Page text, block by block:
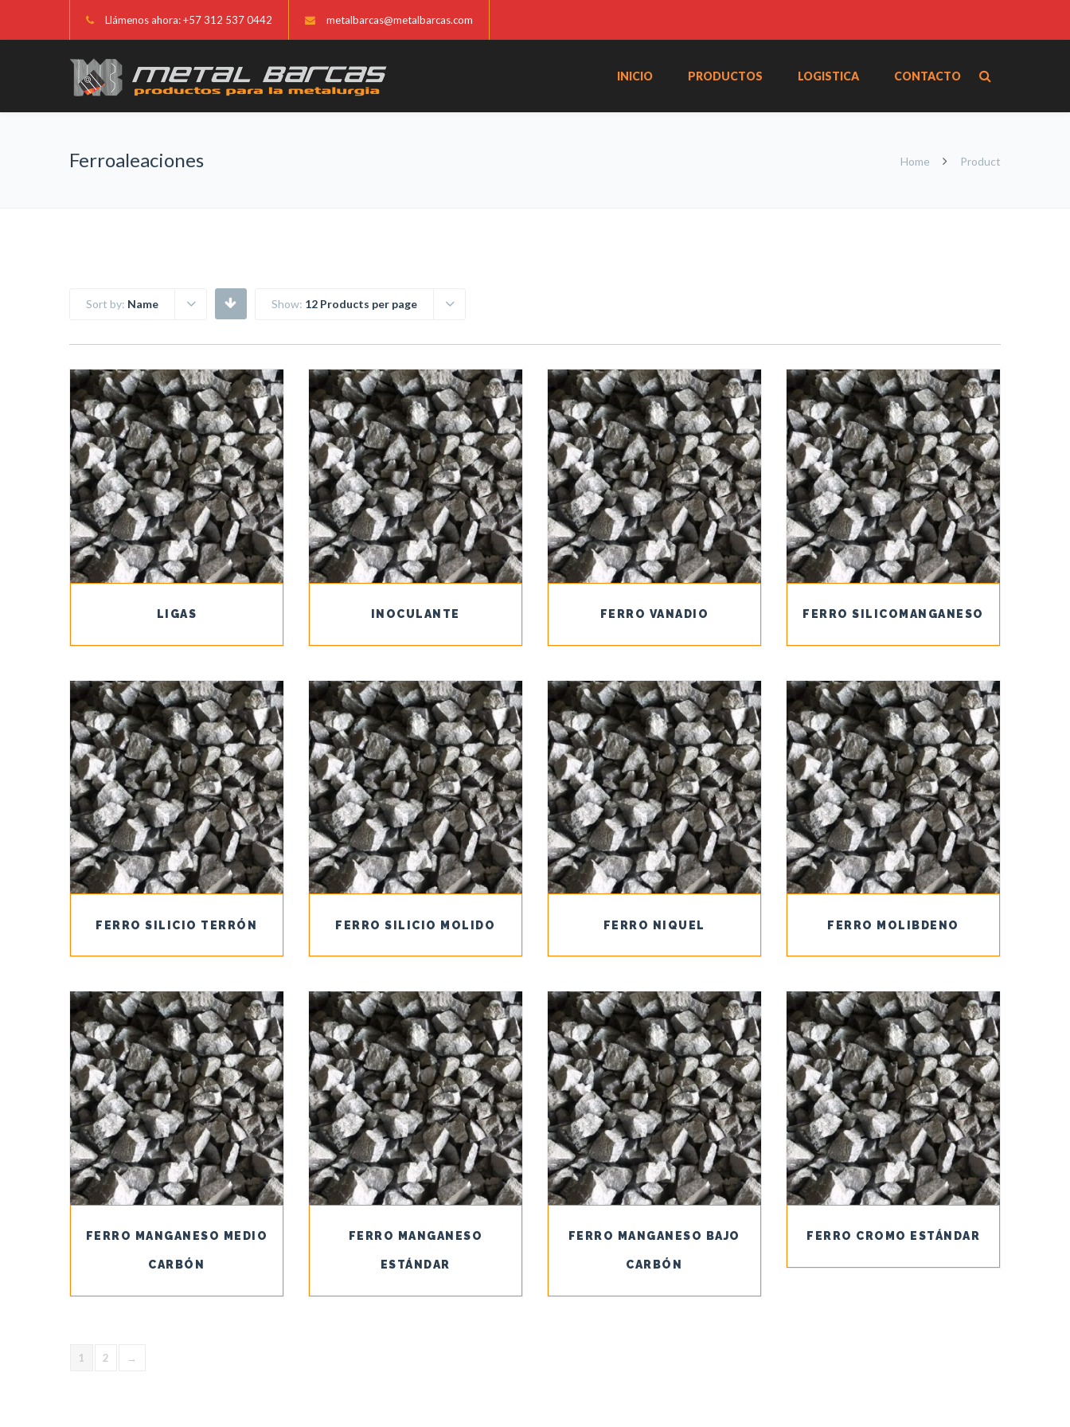
Llámenos ahora: +57 312 537 0442 metalbarcas@metalbarcas.com
INICIO PRODUCTOS LOGISTICA CONTACTO
Ferroaleaciones Home Product
Sort by: Name Show: 12 Products per page
LIGAS INOCULANTE FERRO VANADIO FERRO SILICOMANGANESO
FERRO SILICIO TERRÓN FERRO SILICIO MOLIDO FERRO NIQUEL FERRO MOLIBDENO
FERRO MANGANESO MEDIO
CARBÓN
FERRO MANGANESO
ESTÁNDAR
FERRO MANGANESO BAJO
CARBÓN
FERRO CROMO ESTÁNDAR
1 2 →